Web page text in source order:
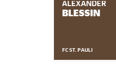
ALEXANDER
BLESSIN
FC ST. PAULI